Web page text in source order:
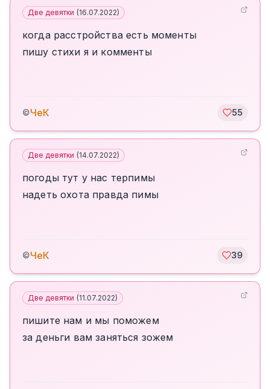
Две девятки (16.07.2022)
когда расстройства есть моменты
пишу стихи я и комменты
©ЧеК 55
Две девятки (14.07.2022)
погоды тут у нас терпимы
надеть охота правда пимы
©ЧеК 39
Две девятки (11.07.2022)
пишите нам и мы поможем
за деньги вам заняться зожем